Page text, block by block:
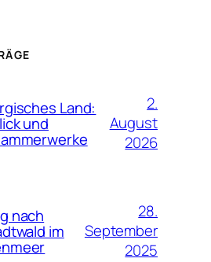
Land:
und
2.
August
2026
nach
im
28.
September
2025